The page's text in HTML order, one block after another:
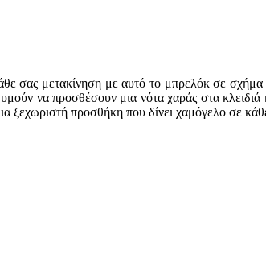
σας μετακίνηση με αυτό το μπρελόκ σε
να προσθέσουν μια νότα χαράς στα
ξεχωριστή προσθήκη που δίνει χαμόγελο σε